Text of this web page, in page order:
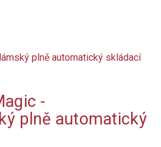
-
plně automatický